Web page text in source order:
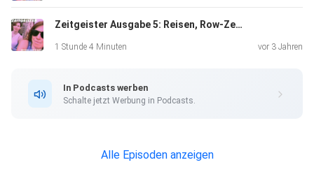
Zeitgeister Ausgabe 5: Reisen, Row-Zero-Kultur und der Preis für die Nähe zu unseren Lieblingsstars
1 Stunde 4 Minuten vor 3 Jahren
In Podcasts werben
Schalte jetzt Werbung in Podcasts.
Alle Episoden anzeigen